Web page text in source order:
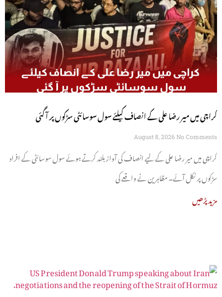
کراچی میں میر رضا علی کے انصاف کیلئے سول سوسائٹی سڑکوں پر آ گئی
August 8, 2026 No Comments
کراچی میں میر رضا علی کے لیے انصاف کی آواز بلند کرتے ہوئے سول سوسائٹی کے افراد
سڑکوں پر نکل آئے۔ مظاہرین نے واقعے کی
مزید پڑھیں